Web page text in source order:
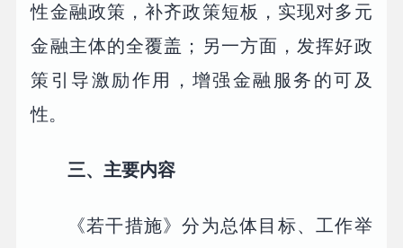
性金融政策，补齐政策短板，实现对多元
金融主体的全覆盖；另一方面，发挥好政
策引导激励作用，增强金融服务的可及
性。
三、主要内容
《若干措施》分为总体目标、工作举